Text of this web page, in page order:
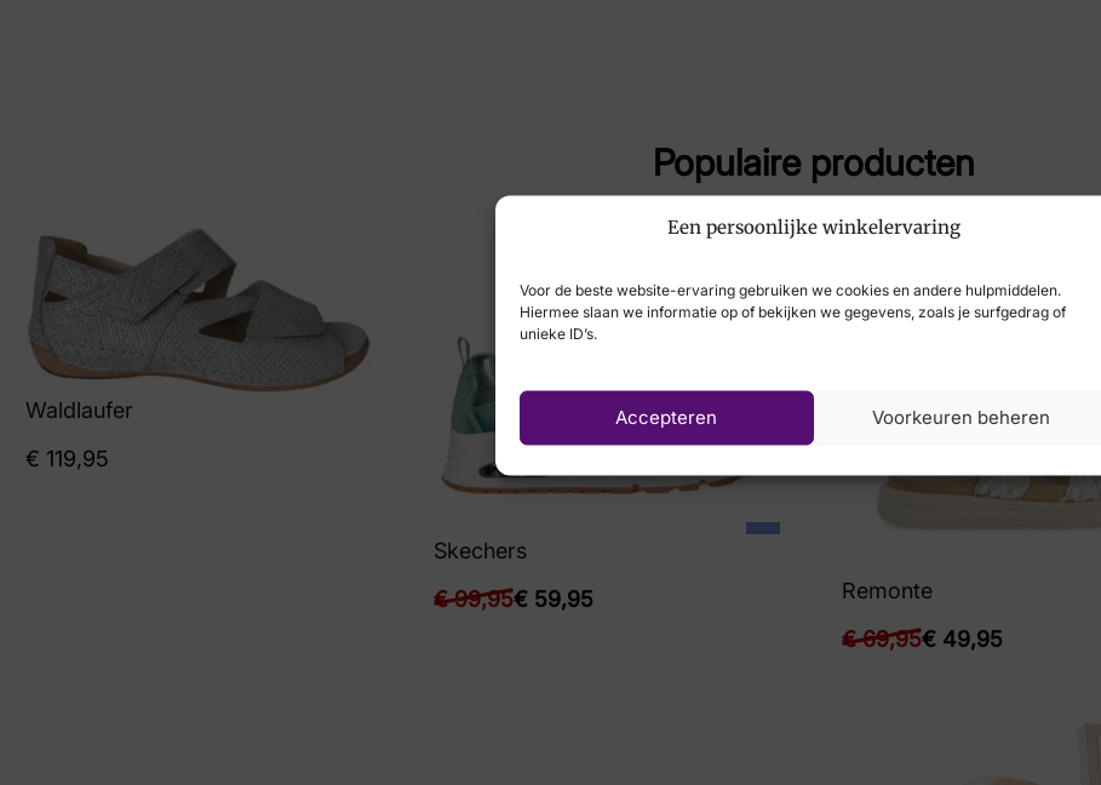
Een persoonlijke winkelervaring
Voor de beste website-ervaring gebruiken we cookies en andere hulpmiddelen.
Hiermee slaan we informatie op of bekijken we gegevens, zoals je surfgedrag of
unieke ID’s.
Accepteren Voorkeuren beheren
Populaire producten
Waldlaufer
€ 119,95
-40%
Skechers
€99,95€ 59,95
Remonte
€69,95€ 49,95